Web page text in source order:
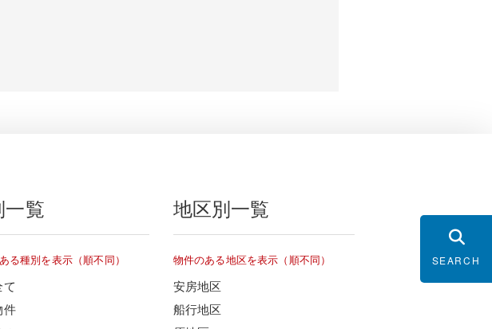
SEARCH
覧
る種別を表示（順不同）
件
地区別一覧
物件のある地区を表示（順不同）
安房地区
船行地区